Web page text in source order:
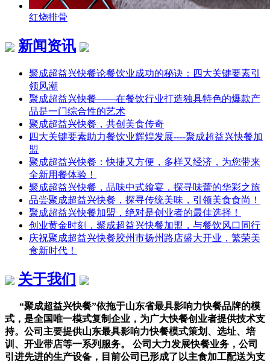
红烧排骨
新闻资讯
聚成超益兴快餐论餐饮业成功的秘诀：四大关键要素引
领风潮
聚成超益兴快餐——在餐饮行业打造独具特色的爆款产
品是一门综合性的艺术
聚成超益兴快餐，共创美食传奇
四大关键要素助力餐饮业辉煌发展----聚成超益兴快餐加
盟
聚成超益兴快餐：快捷又方便，多样又经济，为您带来
全新用餐体验！
聚成超益兴快餐，品味中式飨宴，探寻味蕾的华彩之旅
品尝聚成超益兴快餐，探寻传统美味，引领美食食尚！
聚成超益兴快餐加盟，绝对是创业者的最佳选择！
创业黄金时刻，聚成超益兴快餐加盟，与餐饮风口同行
庆祝聚成超益兴快餐胶州市扬州路店盛大开业，繁荣美
食新时代！
关于我们
“聚成超益兴快餐”依拖于山东省最具影响力快餐品牌的模
式，是全国唯一模式复制企业，为广大快餐创业者提供技术支
持。公司主要提供山东最具影响力快餐模式策划、选址、培
训、开业带店等一系列服务。 公司大力发展快餐业务，公司
引进先进的生产设备，目前公司已形成了以主食加工配送为支